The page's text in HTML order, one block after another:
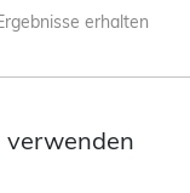
erhalten
verwenden